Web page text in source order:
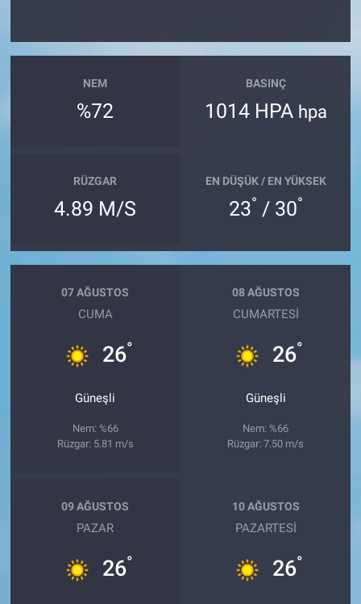
NEM
%72
BASINÇ
1014 HPA hpa
RÜZGAR
4.89 M/S
EN DÜŞÜK / EN YÜKSEK
23° / 30°
07 AĞUSTOS
CUMA
26°
Güneşli
Nem: %66
Rüzgar: 5.81 m/s
08 AĞUSTOS
CUMARTESI
26°
Güneşli
Nem: %66
Rüzgar: 7.50 m/s
09 AĞUSTOS
PAZAR
26°
10 AĞUSTOS
PAZARTESI
26°